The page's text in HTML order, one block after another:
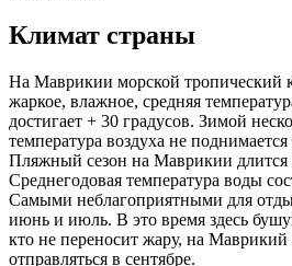
Климат страны
На Маврикии морской тропический
жаркое, влажное, средняя
достигает + 30 градусов. Зимой
температура воздуха не
Пляжный сезон на Маврикии длится
Среднегодовая температура воды
Самыми неблагоприятными для
июнь и июль. В это время здесь
кто не переносит жару, на Маврикий
отправляться в сентябре.